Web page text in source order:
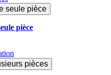
seule pièce
pièce
pièces